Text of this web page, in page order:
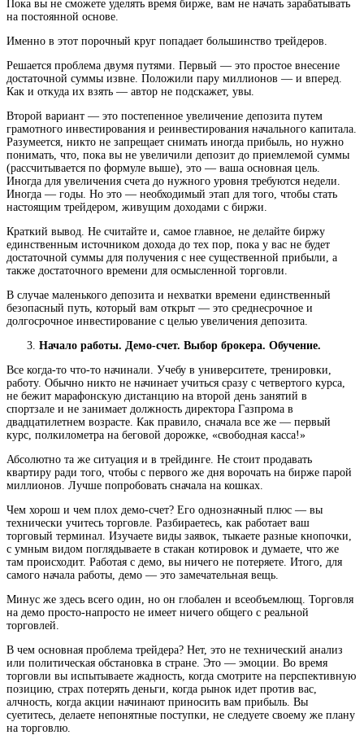
Пока вы не сможете уделять время бирже, вам не начать зарабатывать
на постоянной основе.
Именно в этот порочный круг попадает большинство трейдеров.
Решается проблема двумя путями. Первый — это простое внесение
достаточной суммы извне. Положили пару миллионов — и вперед.
Как и откуда их взять — автор не подскажет, увы.
Второй вариант — это постепенное увеличение депозита путем
грамотного инвестирования и реинвестирования начального капитала.
Разумеется, никто не запрещает снимать иногда прибыль, но нужно
понимать, что, пока вы не увеличили депозит до приемлемой суммы
(рассчитывается по формуле выше), это — ваша основная цель.
Иногда для увеличения счета до нужного уровня требуются недели.
Иногда — годы. Но это — необходимый этап для того, чтобы стать
настоящим трейдером, живущим доходами с биржи.
Краткий вывод. Не считайте и, самое главное, не делайте биржу
единственным источником дохода до тех пор, пока у вас не будет
достаточной суммы для получения с нее существенной прибыли, а
также достаточного времени для осмысленной торговли.
В случае маленького депозита и нехватки времени единственный
безопасный путь, который вам открыт — это среднесрочное и
долгосрочное инвестирование с целью увеличения депозита.
Начало работы. Демо-счет. Выбор брокера. Обучение.
Все когда-то что-то начинали. Учебу в университете, тренировки,
работу. Обычно никто не начинает учиться сразу с четвертого курса,
не бежит марафонскую дистанцию на второй день занятий в
спортзале и не занимает должность директора Газпрома в
двадцатилетнем возрасте. Как правило, сначала все же — первый
курс, полкилометра на беговой дорожке, «свободная касса!»
Абсолютно та же ситуация и в трейдинге. Не стоит продавать
квартиру ради того, чтобы с первого же дня ворочать на бирже парой
миллионов. Лучше попробовать сначала на кошках.
Чем хорош и чем плох демо-счет? Его однозначный плюс — вы
технически учитесь торговле. Разбираетесь, как работает ваш
торговый терминал. Изучаете виды заявок, тыкаете разные кнопочки,
с умным видом поглядываете в стакан котировок и думаете, что же
там происходит. Работая с демо, вы ничего не потеряете. Итого, для
самого начала работы, демо — это замечательная вещь.
Минус же здесь всего один, но он глобален и всеобъемлющ. Торговля
на демо просто-напросто не имеет ничего общего с реальной
торговлей.
В чем основная проблема трейдера? Нет, это не технический анализ
или политическая обстановка в стране. Это — эмоции. Во время
торговли вы испытываете жадность, когда смотрите на перспективную
позицию, страх потерять деньги, когда рынок идет против вас,
алчность, когда акции начинают приносить вам прибыль. Вы
суетитесь, делаете непонятные поступки, не следуете своему же плану
на торговлю.